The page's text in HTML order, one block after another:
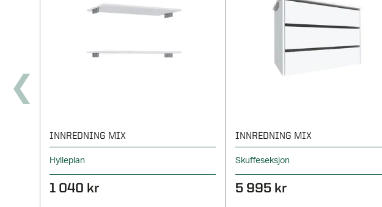
INNREDNING MIX
Hylleplan
1 040 kr
INNREDNING MIX
Skuffeseksjon
5 995 kr